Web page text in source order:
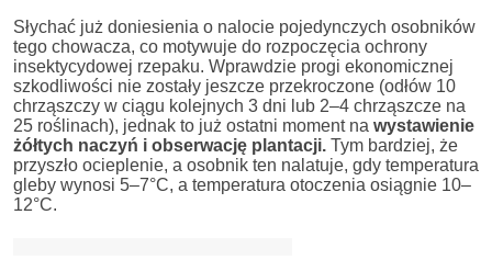
Słychać już doniesienia o nalocie pojedynczych osobników
tego chowacza, co motywuje do rozpoczęcia ochrony
insektycydowej rzepaku. Wprawdzie progi ekonomicznej
szkodliwości nie zostały jeszcze przekroczone (odłów 10
chrząszczy w ciągu kolejnych 3 dni lub 2–4 chrząszcze na
25 roślinach), jednak to już ostatni moment na wystawienie
żółtych naczyń i obserwację plantacji. Tym bardziej, że
przyszło ocieplenie, a osobnik ten nalatuje, gdy temperatura
gleby wynosi 5–7°C, a temperatura otoczenia osiągnie 10–
12°C.